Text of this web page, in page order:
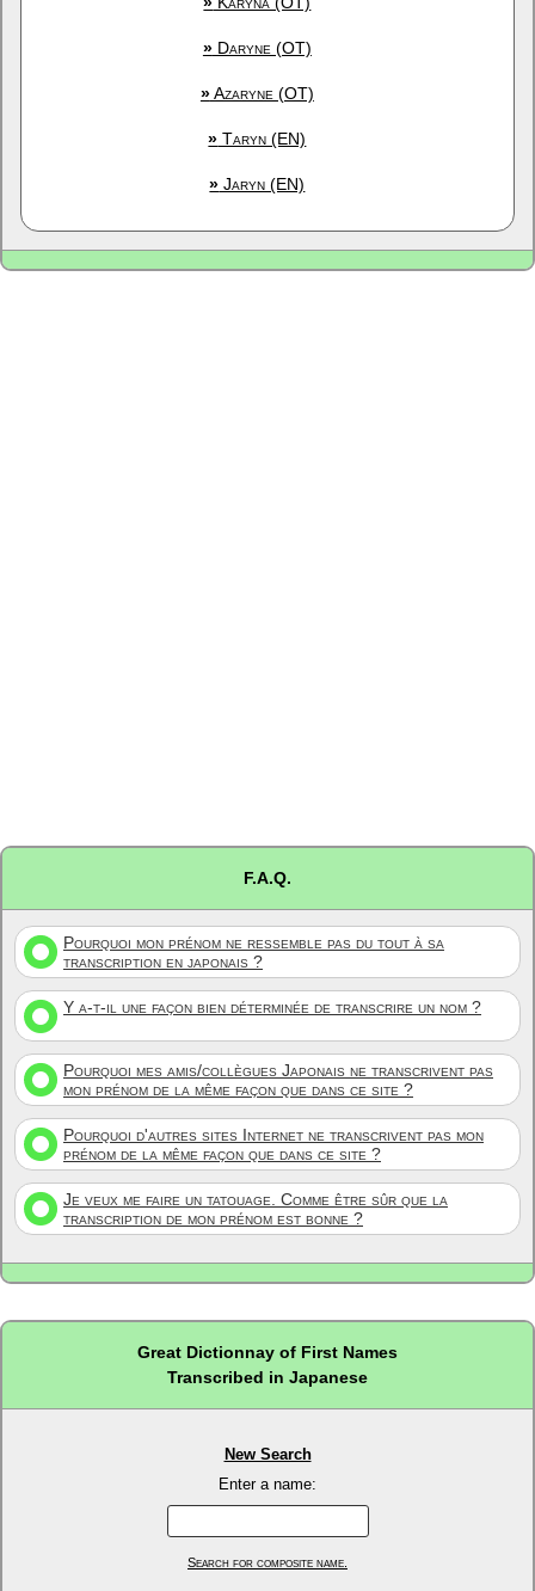
»Daryne (OT)
»Azaryne (OT)
» Taryn (EN)
» Jaryn (EN)
F.A.Q.
Pourquoi mon prénom ne ressemble pas du tout à sa
transcription en japonais ?
Y a-t-il une façon bien déterminée de transcrire un nom ?
Pourquoi mes amis/collègues Japonais ne transcrivent pas
mon prénom de la même façon que dans ce site ?
Pourquoi d'autres sites Internet ne transcrivent pas mon
prénom de la même façon que dans ce site ?
Je veux me faire un tatouage. Comme être sûr que la
transcription de mon prénom est bonne ?
Great Dictionnay of First Names
Transcribed in Japanese
New Search
Enter a name:
Search for composite name.